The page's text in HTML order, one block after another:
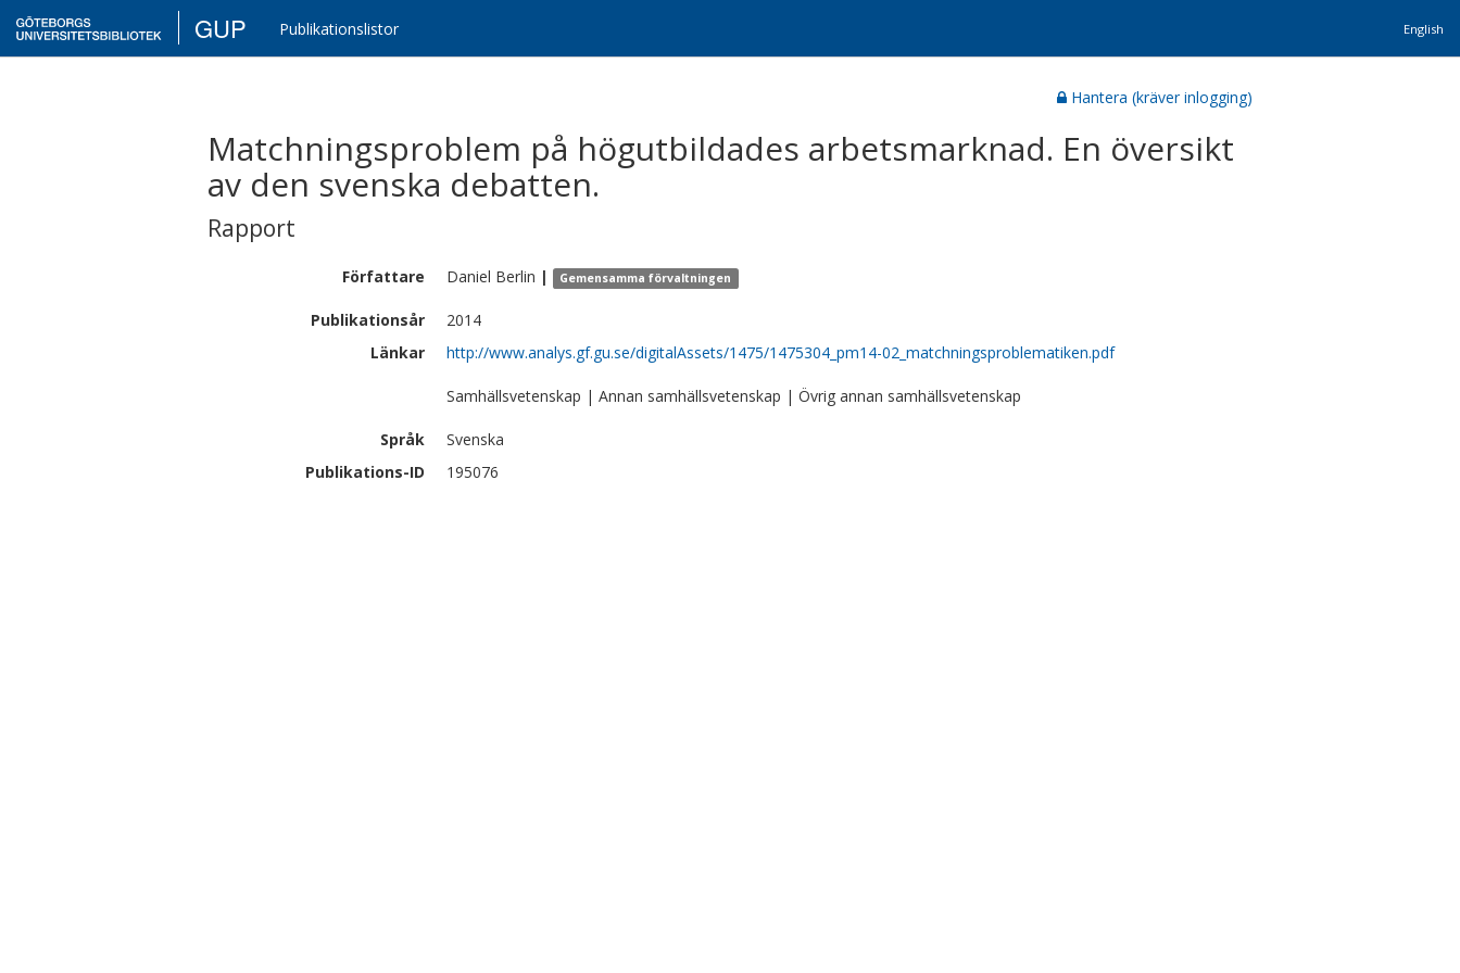
GUP Publikationslistor English
Hantera (kräver inlogging)
Matchningsproblem på högutbildades arbetsmarknad. En översikt
av den svenska debatten.
Rapport
Författare Daniel Berlin | Gemensamma förvaltningen
Publikationsår
2014
Länkar
http://www.analys.gf.gu.se/digitalAssets/1475/1475304_pm14-02_matchningsproblematiken.pdf
Samhällsvetenskap | Annan samhällsvetenskap | Övrig annan samhällsvetenskap
Språk
Svenska
Publikations-ID
195076